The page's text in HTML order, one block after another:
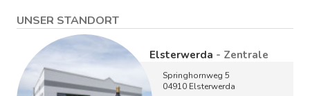
UNSER STANDORT
Elsterwerda - Zentrale
Springhornweg 5
04910 Elsterwerda